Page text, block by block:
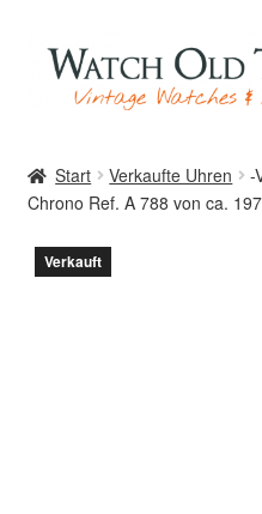
Zur
Navigation
springen
Zum
Inhalt
springen
Uhren
Start Verkaufte Uhren
-
Chrono Ref. A 788 von ca.
Verkauft